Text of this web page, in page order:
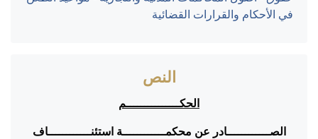
في الأحكام والقرارات القضائية
النص
الحكـــــــــــــــم
الصــــــــــــادر عن محكمــــــــــــة استئنــــــــــــاف